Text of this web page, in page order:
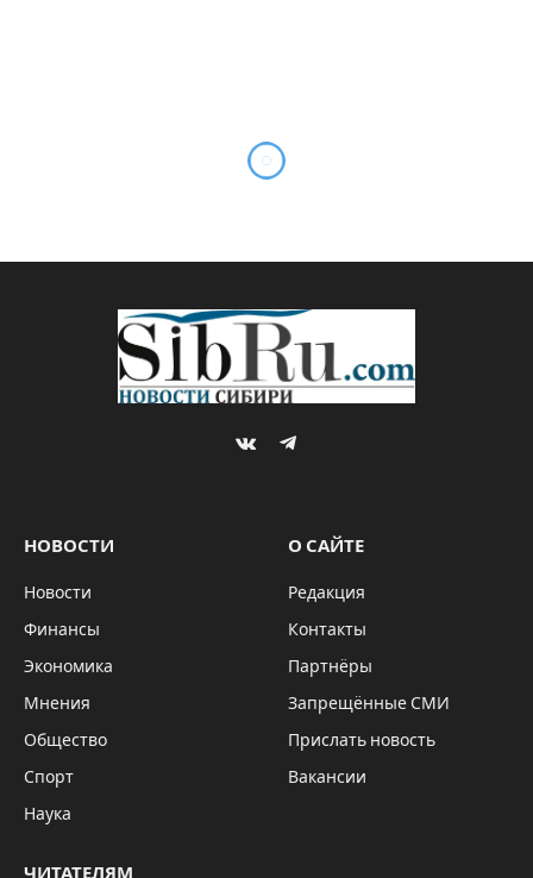
VKontakteTelegram
НОВОСТИ
Новости
Финансы
Экономика
Мнения
Общество
Спорт
Наука
О САЙТЕ
Редакция
Контакты
Партнёры
Запрещённые СМИ
Прислать новость
Вакансии
ЧИТАТЕЛЯМ